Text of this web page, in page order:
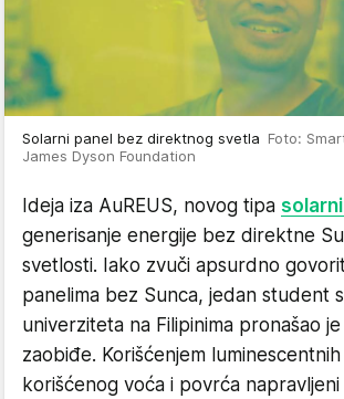
Solarni panel bez direktnog svetla Foto:
James Dyson Foundation
Ideja iza AuREUS, novog tipa
generisanje energije bez direktne
svetlosti. Iako zvuči apsurdno
panelima bez Sunca, jedan student
univerziteta na Filipinima pronašao
zaobiđe. Korišćenjem
korišćenog voća i povrća napravljeni